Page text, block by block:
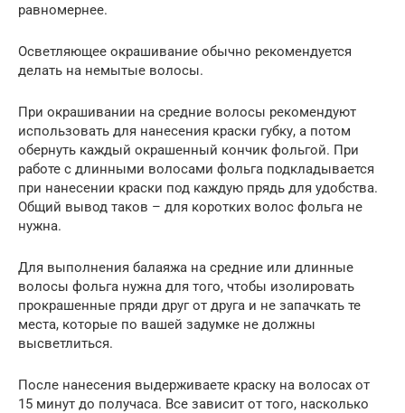
равномернее.
Осветляющее окрашивание обычно рекомендуется
делать на немытые волосы.
При окрашивании на средние волосы рекомендуют
использовать для нанесения краски губку, а потом
обернуть каждый окрашенный кончик фольгой. При
работе с длинными волосами фольга подкладывается
при нанесении краски под каждую прядь для удобства.
Общий вывод таков – для коротких волос фольга не
нужна.
Для выполнения балаяжа на средние или длинные
волосы фольга нужна для того, чтобы изолировать
прокрашенные пряди друг от друга и не запачкать те
места, которые по вашей задумке не должны
высветлиться.
После нанесения выдерживаете краску на волосах от
15 минут до получаса. Все зависит от того, насколько